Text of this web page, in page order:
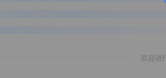
欢迎进